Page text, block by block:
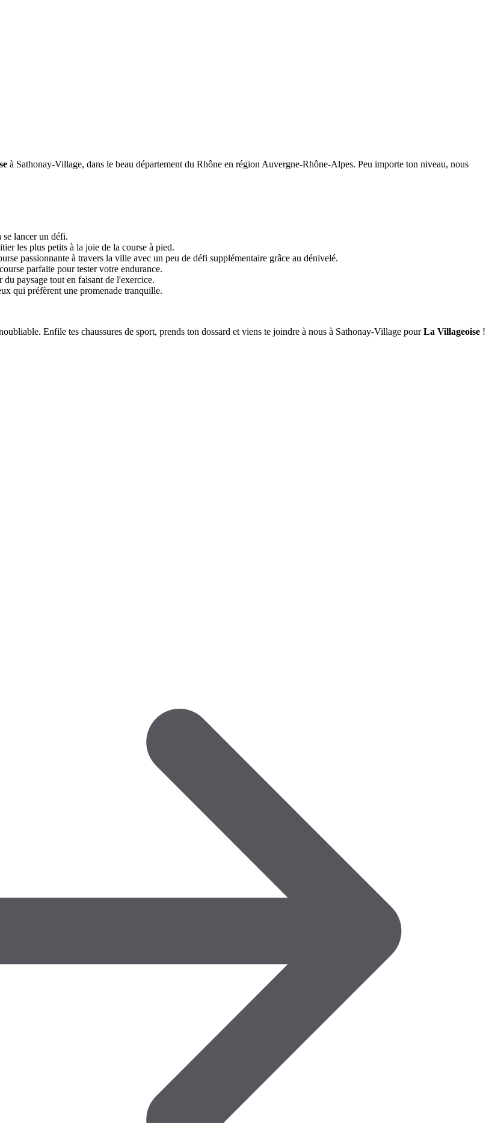
à Sathonay-Village, dans le beau département du Rhône en région Auvergne-Rhône-Alpes. Peu importe ton niveau, nous
lancer un défi.
les plus petits à la joie de la course à pied.
passionnante à travers la ville avec un peu de défi supplémentaire grâce au dénivelé.
parfaite pour tester votre endurance.
paysage tout en faisant de l'exercice.
qui préfèrent une promenade tranquille.
Enfile tes chaussures de sport, prends ton dossard et viens te joindre à nous à Sathonay-Village pourLa Villageoise !